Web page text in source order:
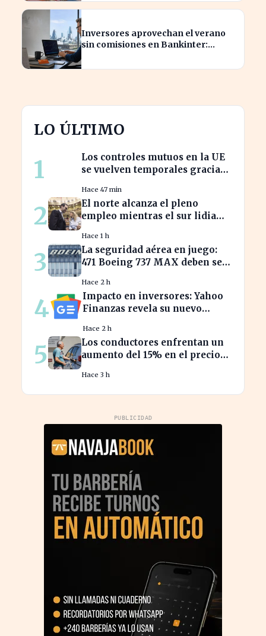
Inversores aprovechan el verano
sin comisiones en Bankinter:
internacional
LO ÚLTIMO
1
Los controles mutuos en la UE
se vuelven temporales gracias
Hace 47 min
2
El norte alcanza el pleno
empleo mientras el sur lidia
Hace 1 h
3
La seguridad aérea en juego:
471 Boeing 737 MAX deben ser
Hace 2 h
4
Impacto en inversores: Yahoo
Finanzas revela su nuevo
acciones
Hace 2 h
5
Los conductores enfrentan un
aumento del 15% en el precio
Hace 3 h
PUBLICIDAD